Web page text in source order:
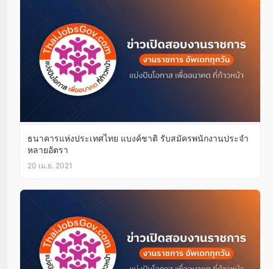
ธนาคารแห่งประเทศไทย แบงค์ชาติ รับสมัครพนักงานประจำ
หลายอัตรา
20 เม.ย. 2021